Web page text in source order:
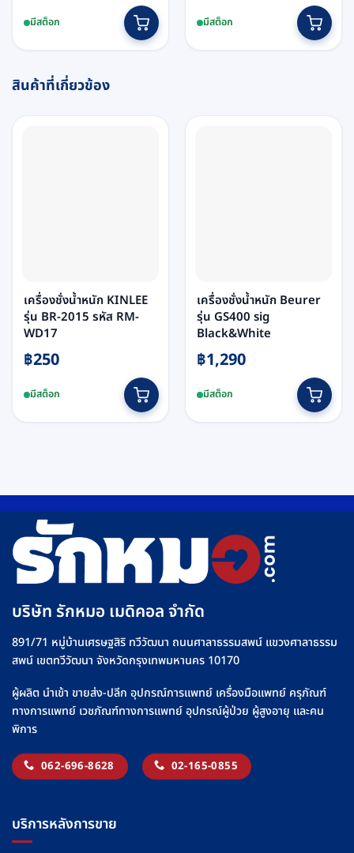
was:
is:มีสต็อก
was:
is:มีสต็อก
สินค้าที่เกี่ยวข้อง
เครื่องชั่งน้ำหนัก KINLEE
รุ่น BR-2015 รหัส RM-
WD17
฿250
มีสต็อก
เครื่องชั่งน้ำหนัก Beurer
รุ่น GS400 sig
Black&White
฿1,290
มีสต็อก
product
has
may
chosen
the
page
บริษัท รักหมอ เมดิคอล จำกัด
891/71 หมู่บ้านเศรษฐสิริ ทวีวัฒนา ถนนศาลาธรรมสพน์ แขวงศาลาธรรม
สพน์ เขตทวีวัฒนา จังหวัดกรุงเทพมหานคร 10170
ผู้ผลิต นำเข้า ขายส่ง-ปลีก อุปกรณ์การแพทย์ เครื่องมือแพทย์ ครุภัณฑ์
ทางการแพทย์ เวชภัณฑ์ทางการแพทย์ อุปกรณ์ผู้ป่วย ผู้สูงอายุ และคน
พิการ
062-696-8628 02-165-0855
บริการหลังการขาย